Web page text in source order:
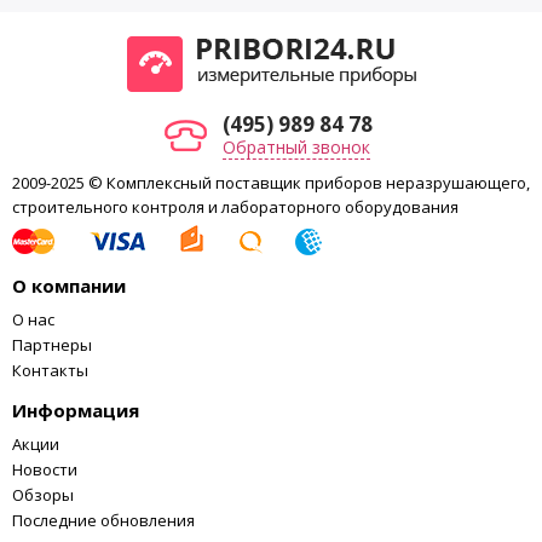
(495) 989 84 78
Обратный звонок
2009-2025 © Комплексный поставщик приборов неразрушающего,
строительного контроля и лабораторного оборудования
О компании
О нас
Партнеры
Контакты
Информация
Акции
Новости
Обзоры
Последние обновления